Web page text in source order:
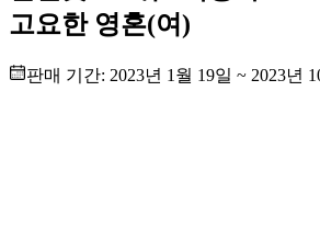
고요한 영혼(여)
판매 기간: 2023년 1월 19일 ~ 2023년